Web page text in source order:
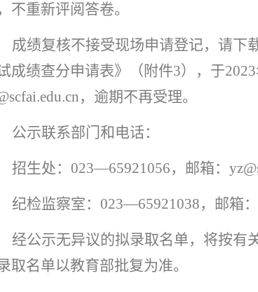
不重新评阅答卷。
成绩复核不接受现场申请登记，请下
成绩查分申请表》（附件3），于2023
，逾期不再受理。
公示联系部门和电话：
招生处： 023—65921056，邮箱：
纪检监察室： 023—65921038，邮箱：
经公示无异议的拟录取名单，将按有
取名单以教育部批复为准。